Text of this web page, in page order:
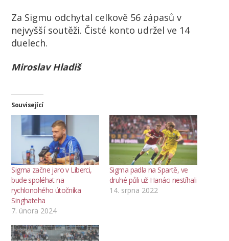
Za Sigmu odchytal celkově 56 zápasů v
nejvyšší soutěži. Čisté konto udržel ve 14
duelech.
Miroslav Hladiš
Související
Sigma začne jaro v Liberci,
bude spoléhat na
rychlonohého útočníka
Singhateha
7. února 2024
Sigma padla na Spartě, ve
druhé půli už Hanáci nestíhali
14. srpna 2022